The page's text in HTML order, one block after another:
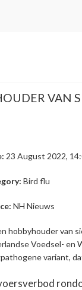
VAN
23 August 2022,
Bird flu
NH Nieuws
hobbyhouder van
Voedsel- en
variant,